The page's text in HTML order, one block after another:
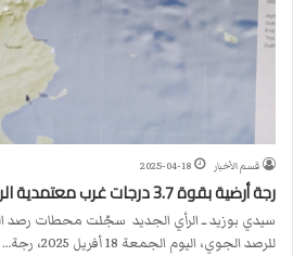
قسم الأخبار 2025-04-18
رجة أرضية بقوة 3.7 درجات غرب معتمدية الرقاب
سيدي بوزيد ــ الرأي الجديد سجّلت محطات رصد
للرصد الجوي، اليوم الجمعة 18 أفريل 2025، رجة…